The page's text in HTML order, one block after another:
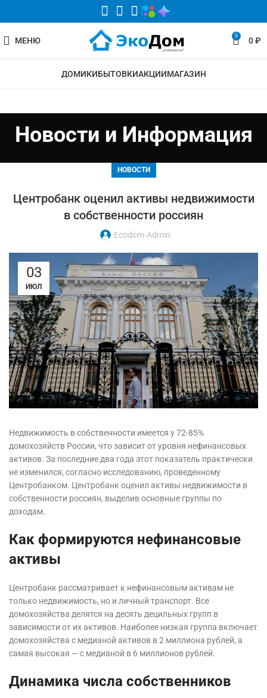
МЕНЮ 0 0₽
ДОМИКИБЫТОВКИАКЦИИМАГАЗИН
Новости и Информация
НОВОСТИ
Центробанк оценил активы недвижимости
в собственности россиян
Ecodom-Admin
03
ИЮЛ
Недвижимость в собственности имеется у 72-85%
домохозяйств России, что зависит от уровня нефинансовых
активов. За последние два года этот показатель практически
не изменился, согласно исследованию, проведенному
Центробанком. Центробанк оценил активы недвижимости в
собственности россиян, выделив основные группы по
доходам.
Как формируются нефинансовые
активы
Центробанк рассматривает к нефинансовым активам не
только недвижимость, но и личный транспорт. Все
домохозяйства делятся на десять децильных групп в
зависимости от их активов. Наиболее низкая группа включает
домохозяйства с медианой активов в 2 миллиона рублей, а
самая высокая — с медианой в 6 миллионов рублей.
Динамика числа собственников